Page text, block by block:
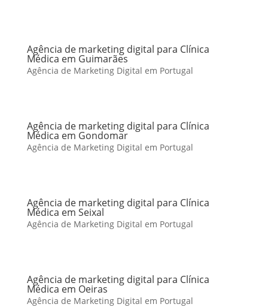
Agência de marketing digital para Clínica
Médica em Guimarães
Agência de Marketing Digital em Portugal
Agência de marketing digital para Clínica
Médica em Gondomar
Agência de Marketing Digital em Portugal
Agência de marketing digital para Clínica
Médica em Seixal
Agência de Marketing Digital em Portugal
Agência de marketing digital para Clínica
Médica em Oeiras
Agência de Marketing Digital em Portugal